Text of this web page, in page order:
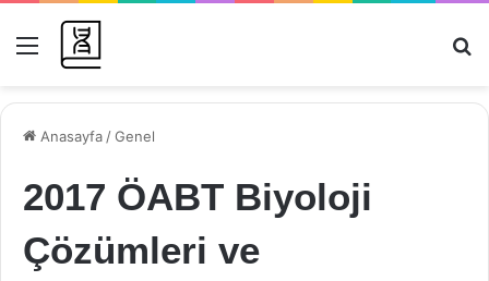
Menü
Anasayfa /Genel
2017 ÖABT Biyoloji
Çözümleri ve